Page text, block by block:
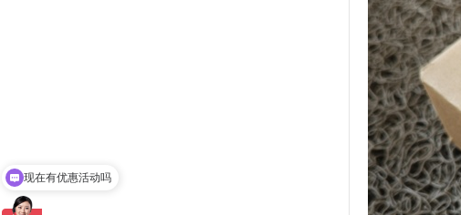
可以介绍下你们的产品么